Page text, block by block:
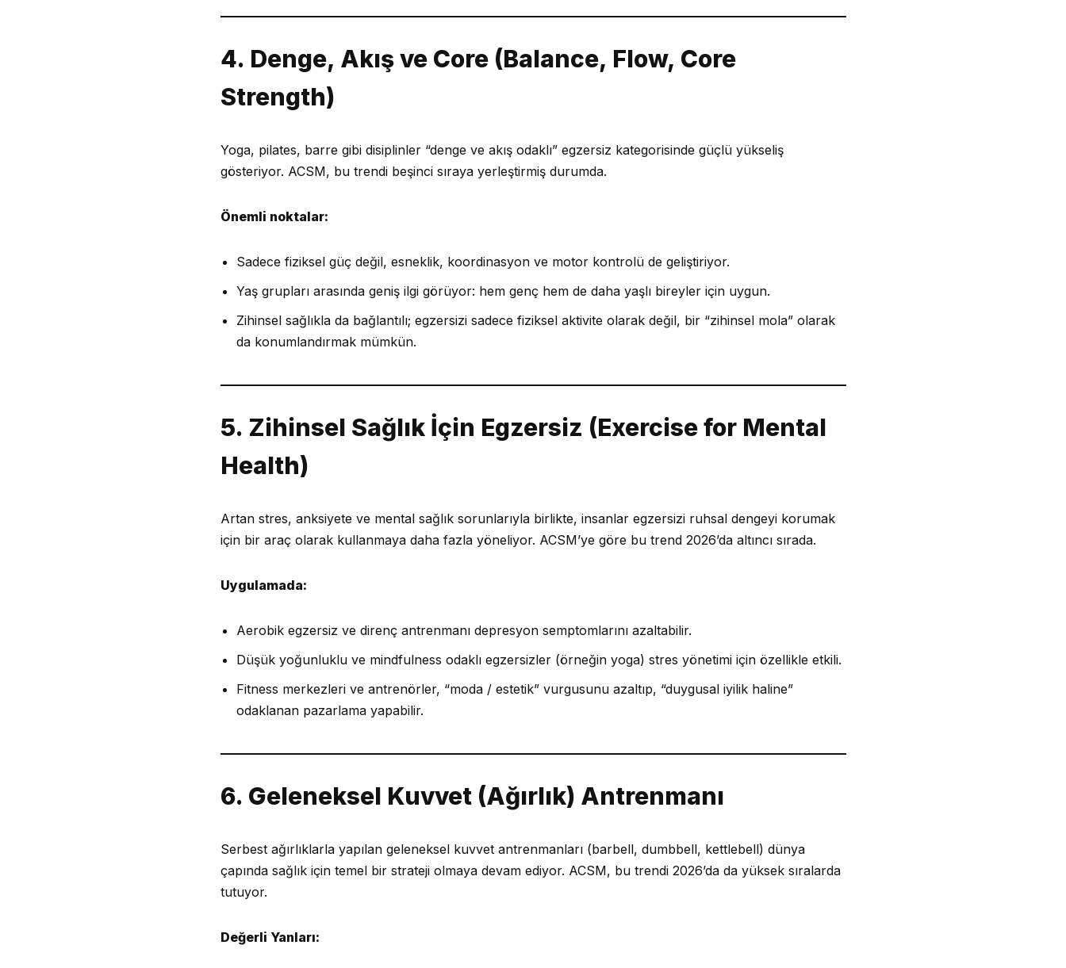
4. Denge, Akış ve Core (Balance, Flow, Core
Strength)
Yoga, pilates, barre gibi disiplinler “denge ve akış odaklı” egzersiz kategorisinde güçlü yükseliş
gösteriyor. ACSM, bu trendi beşinci sıraya yerleştirmiş durumda.
Önemli noktalar:
Sadece fiziksel güç değil, esneklik, koordinasyon ve motor kontrolü de geliştiriyor.
Yaş grupları arasında geniş ilgi görüyor: hem genç hem de daha yaşlı bireyler için uygun.
Zihinsel sağlıkla da bağlantılı; egzersizi sadece fiziksel aktivite olarak değil, bir “zihinsel mola” olarak
da konumlandırmak mümkün.
5. Zihinsel Sağlık İçin Egzersiz (Exercise for Mental
Health)
Artan stres, anksiyete ve mental sağlık sorunlarıyla birlikte, insanlar egzersizi ruhsal dengeyi korumak
için bir araç olarak kullanmaya daha fazla yöneliyor. ACSM’ye göre bu trend 2026’da altıncı sırada.
Uygulamada:
Aerobik egzersiz ve direnç antrenmanı depresyon semptomlarını azaltabilir.
Düşük yoğunluklu ve mindfulness odaklı egzersizler (örneğin yoga) stres yönetimi için özellikle etkili.
Fitness merkezleri ve antrenörler, “moda / estetik” vurgusunu azaltıp, “duygusal iyilik haline”
odaklanan pazarlama yapabilir.
6. Geleneksel Kuvvet (Ağırlık) Antrenmanı
Serbest ağırlıklarla yapılan geleneksel kuvvet antrenmanları (barbell, dumbbell, kettlebell) dünya
çapında sağlık için temel bir strateji olmaya devam ediyor. ACSM, bu trendi 2026’da da yüksek sıralarda
tutuyor.
Değerli Yanları: